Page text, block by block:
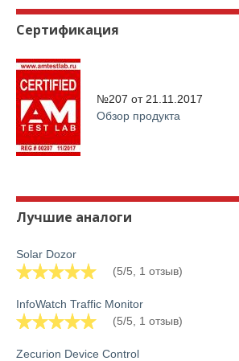
Сертификация
№207 от 21.11.2017
Обзор продукта
Лучшие аналоги
Solar Dozor
(5/5, 1 отзыв)
InfoWatch Traffic Monitor
(5/5, 1 отзыв)
Zecurion Device Control